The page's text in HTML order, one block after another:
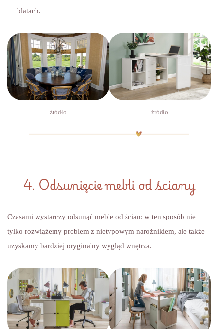
blatach.
źródło źródło
4. Odsunięcie mebli od ściany
Czasami wystarczy odsunąć meble od ścian: w ten sposób nie
tylko rozwiążemy problem z nietypowym narożnikiem, ale także
uzyskamy bardziej oryginalny wygląd wnętrza.